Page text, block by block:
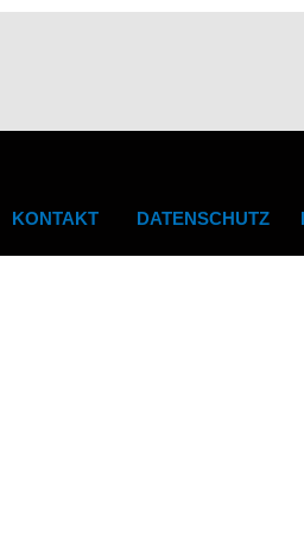
KONTAKT DATENSCHUTZ